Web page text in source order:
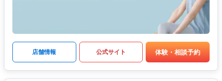
店舗情報 公式サイト 体験・相談予約